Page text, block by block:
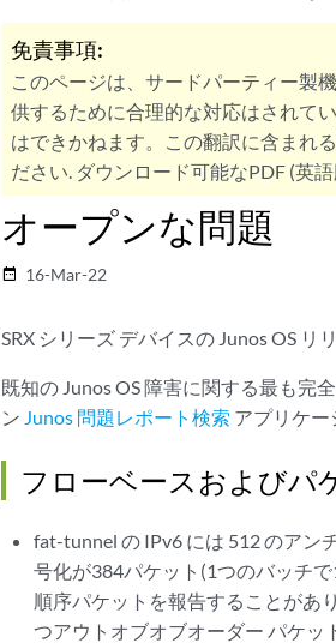
免責事項:
このページは、サードパーティー製
供するために合理的な対応はされて
はできかねます。この翻訳に含まれ
ださい. ダウンロード可能なPDF (英
オープンな問題
date_range 16-Mar-22
SRX シリーズ デバイスの Junos OS リ
既知の Junos OS 障害に関する最も完
ン Junos 問題レポート検索 アプリケー
フローベースおよびパ
fat-tunnel の IPv6 には 512 のアン
号化が384パケット(1つのバッチ
順序パケットを報告することがあ
つアウトオブオブオーダー パケッ